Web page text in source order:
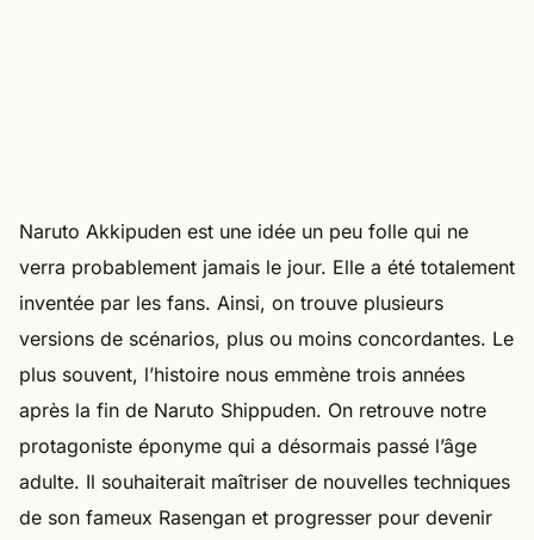
Naruto Akkipuden est une idée un peu folle qui ne
verra probablement jamais le jour. Elle a été totalement
inventée par les fans. Ainsi, on trouve plusieurs
versions de scénarios, plus ou moins concordantes. Le
plus souvent, l’histoire nous emmène trois années
après la fin de Naruto Shippuden. On retrouve notre
protagoniste éponyme qui a désormais passé l’âge
adulte. Il souhaiterait maîtriser de nouvelles techniques
de son fameux Rasengan et progresser pour devenir